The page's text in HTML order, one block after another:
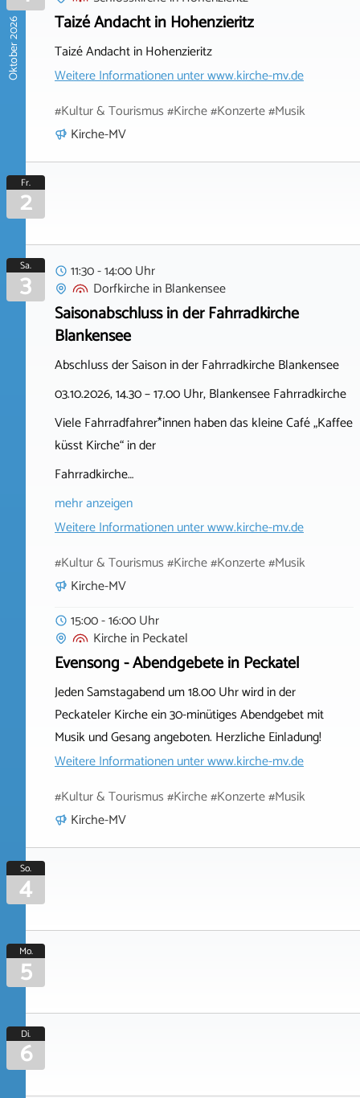
Oktober 2026 Taizé Andacht in Hohenzieritz
Taizé Andacht in Hohenzieritz
Weitere Informationen unterwww.kirche-mv.de
#Kultur & Tourismus #Kirche #Konzerte #Musik
Kirche-MV
Fr.
2
Sa.
3
11:30 - 14:00 Uhr
DorfkircheinBlankensee
Saisonabschluss in der Fahrradkirche
Blankensee
Abschluss der Saison in der Fahrradkirche Blankensee
03.10.2026, 14.30 – 17.00 Uhr, Blankensee Fahrradkirche
Viele Fahrradfahrer*innen haben das kleine Café „Kaffee
küsst Kirche“ in der
Fahrradkirche…
mehr anzeigen
Weitere Informationen unterwww.kirche-mv.de
#Kultur & Tourismus #Kirche #Konzerte #Musik
Kirche-MV
15:00 - 16:00 Uhr
KircheinPeckatel
Evensong - Abendgebete in Peckatel
Jeden Samstagabend um 18.00 Uhr wird in der
Peckateler Kirche ein 30-minütiges Abendgebet mit
Musik und Gesang angeboten. Herzliche Einladung!
Weitere Informationen unterwww.kirche-mv.de
#Kultur & Tourismus #Kirche #Konzerte #Musik
Kirche-MV
So.
4
Mo.
5
Di.
6